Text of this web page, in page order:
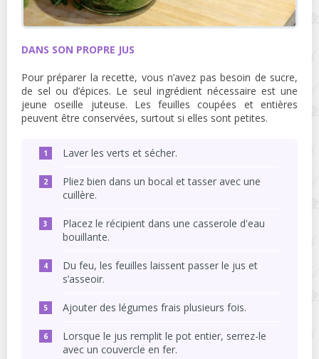
DANS SON PROPRE JUS
Pour préparer la recette, vous n’avez pas besoin de sucre,
de sel ou d’épices. Le seul ingrédient nécessaire est une
jeune oseille juteuse. Les feuilles coupées et entières
peuvent être conservées, surtout si elles sont petites.
Laver les verts et sécher.
Pliez bien dans un bocal et tasser avec une
cuillère.
Placez le récipient dans une casserole d'eau
bouillante.
Du feu, les feuilles laissent passer le jus et
s’asseoir.
Ajouter des légumes frais plusieurs fois.
Lorsque le jus remplit le pot entier, serrez-le
avec un couvercle en fer.